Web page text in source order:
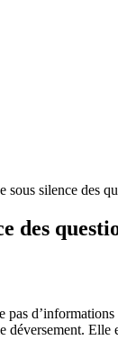
silence des
des